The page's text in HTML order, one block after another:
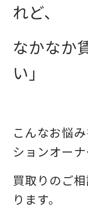
れど、
なかなか
い」
こんなお悩
ションオー
買取りのご
ります。